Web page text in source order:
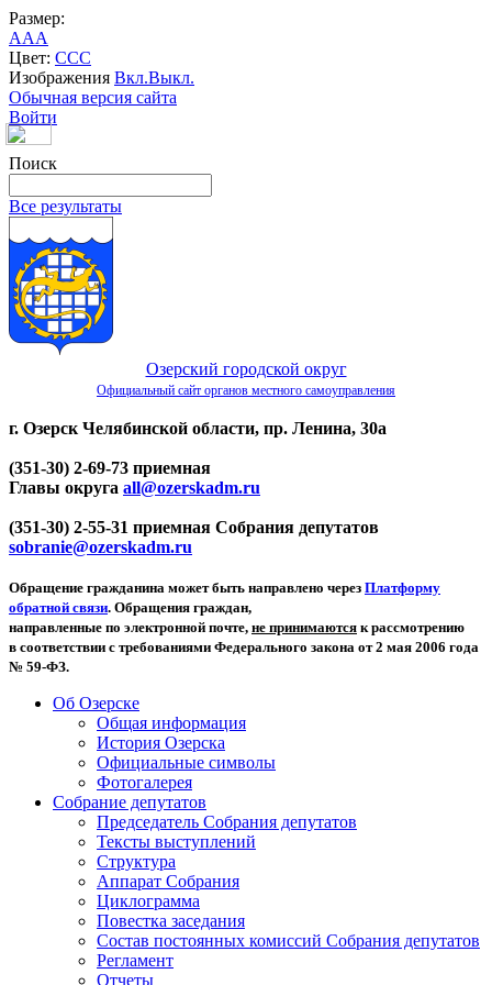
Размер:
AAA
Цвет: CCC
Изображения Вкл.Выкл.
Обычная версия сайта
Войти
Поиск
Все результаты
Озерский городской округ
Официальный сайт органов местного самоуправления
г. Озерск Челябинской области, пр. Ленина, 30а
(351-30) 2-69-73 приемная
Главы округа all@ozerskadm.ru
(351-30) 2-55-31 приемная Собрания депутатов
sobranie@ozerskadm.ru
Обращение гражданина может быть направлено через Платформу
обратной связи. Обращения граждан,
направленные по электронной почте, не принимаются к рассмотрению
в соответствии с требованиями Федерального закона от 2 мая 2006 года
№ 59-ФЗ.
Об Озерске
Общая информация
История Озерска
Официальные символы
Фотогалерея
Собрание депутатов
Председатель Собрания депутатов
Тексты выступлений
Структура
Аппарат Собрания
Циклограмма
Повестка заседания
Состав постоянных комиссий Собрания депутатов
Регламент
Отчеты